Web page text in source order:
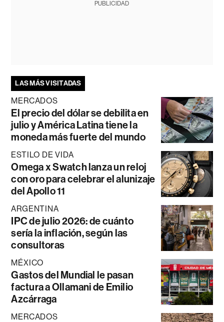
PUBLICIDAD
LAS MÁS VISITADAS
MERCADOS
El precio del dólar se debilita en
julio y América Latina tiene la
moneda más fuerte del mundo
ESTILO DE VIDA
Omega x Swatch lanza un reloj
con oro para celebrar el alunizaje
del Apollo 11
ARGENTINA
IPC de julio 2026: de cuánto
sería la inflación, según las
consultoras
MÉXICO
Gastos del Mundial le pasan
factura a Ollamani de Emilio
Azcárraga
MERCADOS